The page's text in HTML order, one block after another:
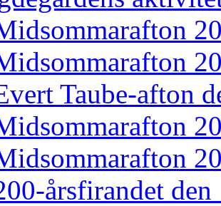
Taube-afton
årsfirandet